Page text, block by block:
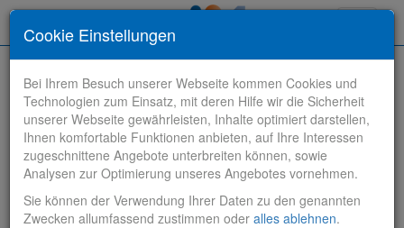
Stelle finden
Vertriebsbank
Cookie Einstellungen
Bei Ihrem Besuch unserer Webseite kommen Cookies und
Technologien zum Einsatz, mit deren Hilfe wir die Sicherheit
unserer Webseite gewährleisten, Inhalte optimiert darstellen,
Ihnen komfortable Funktionen anbieten, auf Ihre Interessen
zugeschnittene Angebote unterbreiten können, sowie
Analysen zur Optimierung unseres Angebotes vornehmen.
Sie können der Verwendung Ihrer Daten zu den genannten
Zwecken allumfassend zustimmen oder alles ablehnen.